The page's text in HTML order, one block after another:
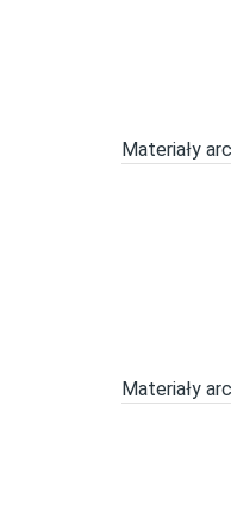
Materiały
Materiały